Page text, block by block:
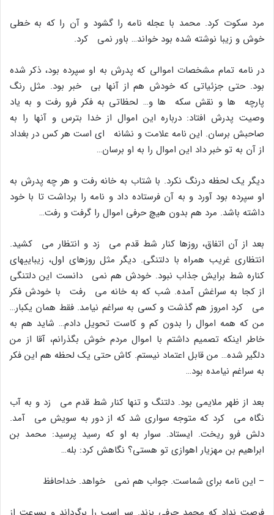
مرد سکوت کرد. محمد با عجله نامه را گشود و آن را که به خطى
خوش و زیبا نوشته شده بود خواند… باور نمى کرد.
در نامه تمام مشخصات اموالى که پدرش به او سپرده بود، ذکر شده
بود. حتى جزئیاتى که خودش هم از آنها بى خبر بود. مثل رنگ
پارچه ها و نقش سکه ها و… لحظاتى به فکر فرو رفت و به یاد
وصیت پدرش افتاد: درباره این اموال از خدا بترس و آنها را به
صاحبش برسان. این نامه علامت و نشانه اى است هر کس در بغداد
از آن به تو خبر داد این اموال را به او برسان…
دیگر یک لحظه درنگ نکرد. با شتاب به خانه رفت و هر چه پدرش به
او سپرده بود آورد و به آن فرستاده داد و نامه را برداشت تا با خود
داشته باشد. مرد هم بدون هیچ حرفى اموال را گرفت و رفت…
بعد از آن اتفاق، روزها کنار شط قدم مى زد و انتظار مى کشید.
انتظارى غریب همراه با دلتنگى. دیگر مثل روزهاى اول، زیباییهاى
کناره شط برایش جذاب نبود. خودش هم نمى دانست این دلتنگى
از کجا به سراغش آمده. شب که به خانه مى رفت با خودش فکر
مى کرد امروز هم گذشت و کسى به سراغم نیامد. فقط همان یکبار…
من که همه اموال را بدون کم و کاست تحویل دادم… شاید هم به
خاطر اینکه تصمیم داشتم با اموال مردم خوش بگذرانم، آقا از من
دلگیر شده… من قابل اعتماد نیستم. کاش حتى یک لحظه هم این فکر
به سراغم نیامده بود…
بعد از ظهر ملایمى بود. دلتنگ و تنها کنار شط قدم مى زد و به آب
نگاه مى کرد که متوجه سوارى شد که از دور به سویش مى آمد.
دلش فرو ریخت. ایستاد. سوار به او که رسید پرسید: محمد بن
ابراهیم بن مهزیار اهوازى تو هستى؟ نگاهش کرد: بله…
– این نامه براى شماست. جواب هم نمى خواهد. خداحافظ